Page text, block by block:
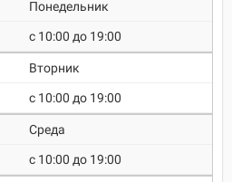
Понедельник
c 10:00 до 19:00
Вторник
c 10:00 до 19:00
Среда
c 10:00 до 19:00